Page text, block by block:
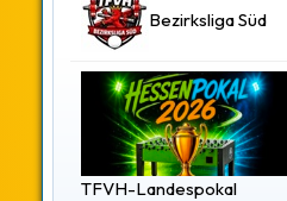
Bezirksliga Süd
TFVH-Landespokal